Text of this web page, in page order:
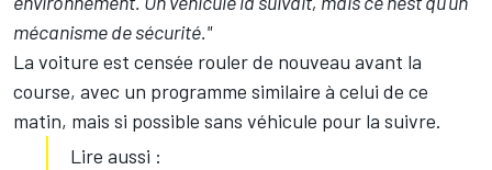
mécanisme de sécurité."
La voiture est censée rouler de nouveau avant la
course, avec un programme similaire à celui de ce
matin, mais si possible sans véhicule pour la suivre.
Lire aussi :